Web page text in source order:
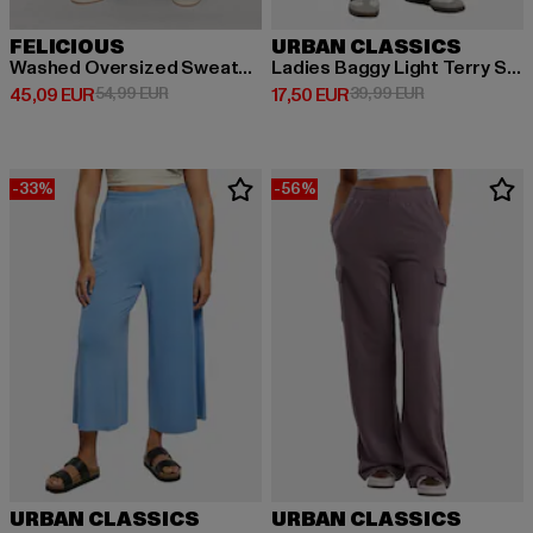
FELICIOUS
Washed Oversized Sweatpants
45,09 EUR
Derzeitiger Preis: 45,09 EUR
54,99 EURAktionspreis: 54,99 EUR
URBAN CLASSICS
Ladies Baggy Light Terry Sweat Pants
17,50 EUR
Derzeitiger Preis: 17,50 EUR
39,99 EURAktionspreis:
-33%
URBAN CLASSICS
-56%
URBAN CLASSICS